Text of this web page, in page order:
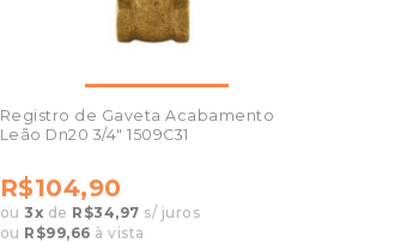
Registro de Gaveta Acabamento
Leão Dn20 3/4" 1509C31
R$104,90
ou 3x de R$34,97 s/ juros
ou R$99,66 à vista